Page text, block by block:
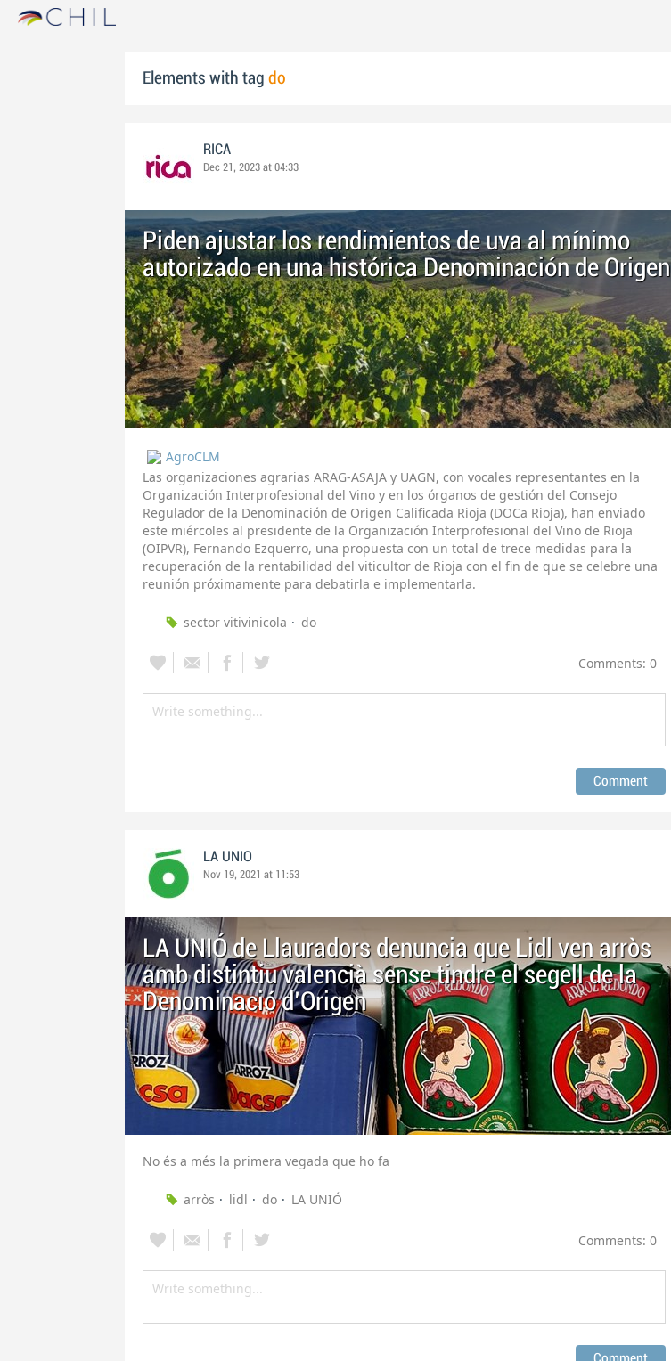
Elements with tag do
RICA
Dec 21, 2023 at 04:33
Piden ajustar los rendimientos de uva al mínimo
autorizado en una histórica Denominación de Origen
AgroCLM
Las organizaciones agrarias ARAG-ASAJA y UAGN, con vocales representantes en la
Organización Interprofesional del Vino y en los órganos de gestión del Consejo
Regulador de la Denominación de Origen Calificada Rioja (DOCa Rioja), han enviado
este miércoles al presidente de la Organización Interprofesional del Vino de Rioja
(OIPVR), Fernando Ezquerro, una propuesta con un total de trece medidas para la
recuperación de la rentabilidad del viticultor de Rioja con el fin de que se celebre una
reunión próximamente para debatirla e implementarla.
sector vitivinicola do
Comments: 0
LA UNIO
Nov 19, 2021 at 11:53
LA UNIÓ de Llauradors denuncia que Lidl ven arròs
amb distintiu valencià sense tindre el segell de la
Denominació d'Origen
No és a més la primera vegada que ho fa
arròs lidl do LA UNIÓ
Comments: 0